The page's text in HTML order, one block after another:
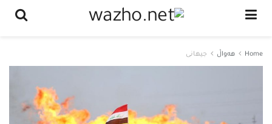
Home هەواڵ جیهانی